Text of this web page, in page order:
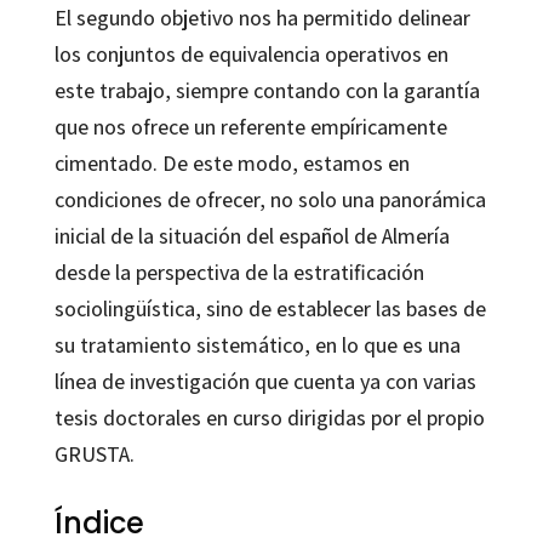
El segundo objetivo nos ha permitido delinear
los conjuntos de equivalencia operativos en
este trabajo, siempre contando con la garantía
que nos ofrece un referente empíricamente
cimentado. De este modo, estamos en
condiciones de ofrecer, no solo una panorámica
inicial de la situación del español de Almería
desde la perspectiva de la estratificación
sociolingüística, sino de establecer las bases de
su tratamiento sistemático, en lo que es una
línea de investigación que cuenta ya con varias
tesis doctorales en curso dirigidas por el propio
GRUSTA.
Índice